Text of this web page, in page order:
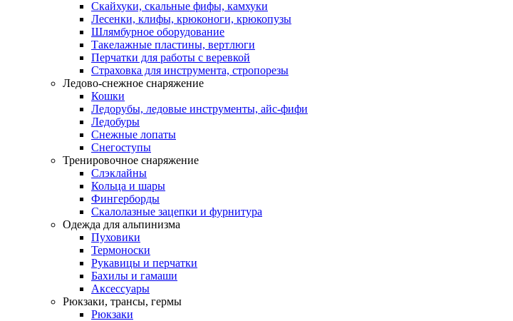
Скайхуки, скальные фифы, камхуки
Лесенки, клифы, крюконоги, крюкопузы
Шлямбурное оборудование
Такелажные пластины, вертлюги
Перчатки для работы с веревкой
Страховка для инструмента, стропорезы
Ледово-снежное снаряжение
Кошки
Ледорубы, ледовые инструменты, айс-фифи
Ледобуры
Снежные лопаты
Снегоступы
Тренировочное снаряжение
Слэклайны
Кольца и шары
Фингерборды
Скалолазные зацепки и фурнитура
Одежда для альпинизма
Пуховики
Термоноски
Рукавицы и перчатки
Бахилы и гамаши
Аксессуары
Рюкзаки, трансы, гермы
Рюкзаки